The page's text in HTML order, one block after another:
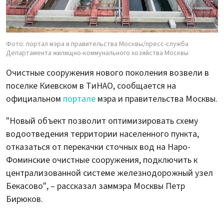
Фото: портал мэра и правительства Москвы/пресс-служба
Департамента жилищно-коммунального хозяйства Москвы
Очистные сооружения нового поколения возвели в
поселке Киевском в ТиНАО, сообщается на
официальном портале мэра и правительства Москвы.
"Новый объект позволит оптимизировать схему
водоотведения территории населенного пункта,
отказаться от перекачки сточных вод на Наро-
Фоминские очистные сооружения, подключить к
централизованной системе железнодорожный узел
Бекасово", – рассказал заммэра Москвы Петр
Бирюков.